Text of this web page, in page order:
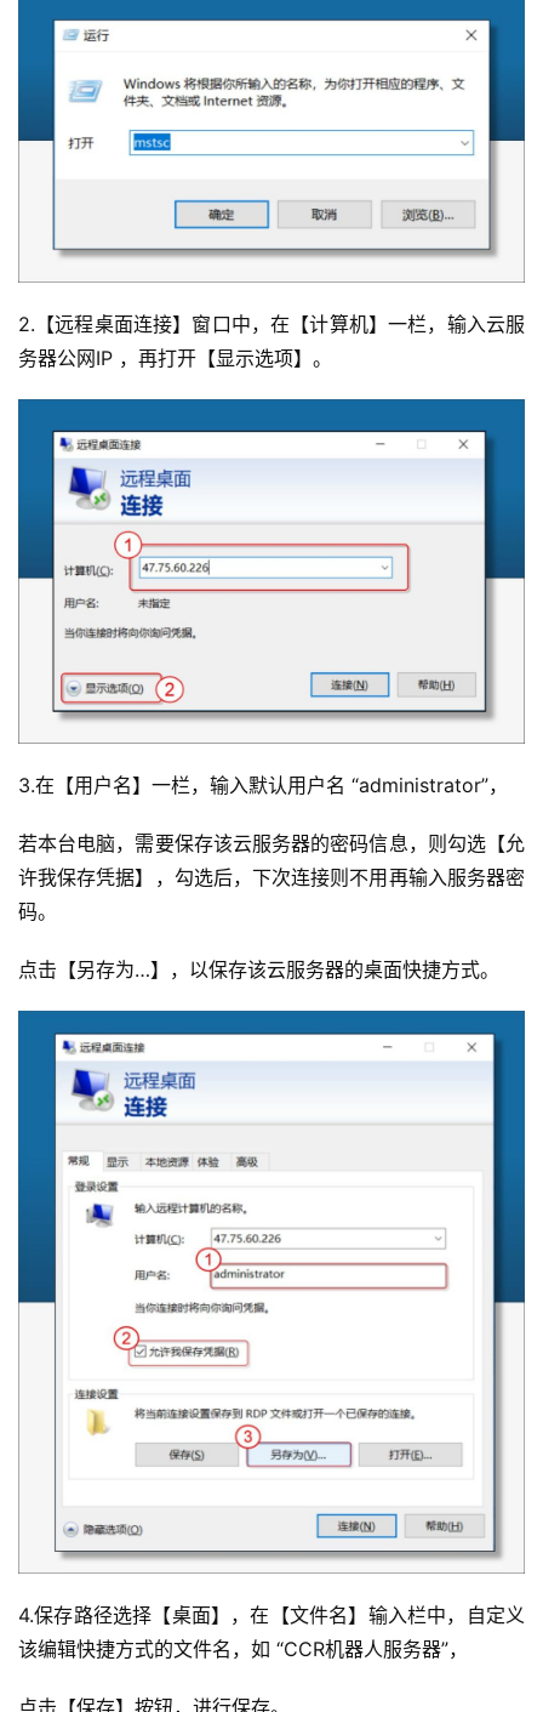
2.【远程桌面连接】窗口中，在【计算机】一栏，输入云服
务器公网IP ，再打开【显示选项】。
3.在【用户名】一栏，输入默认用户名 “administrator”，
若本台电脑，需要保存该云服务器的密码信息，则勾选【允
许我保存凭据】，勾选后，下次连接则不用再输入服务器密
码。
点击【另存为…】，以保存该云服务器的桌面快捷方式。
4.保存路径选择【桌面】，在【文件名】输入栏中，自定义
该编辑快捷方式的文件名，如 “CCR机器人服务器”，
点击【保存】按钮，进行保存。